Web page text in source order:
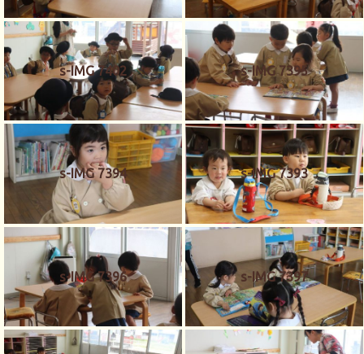
s-IMG 7402 s-IMG 7395
s-IMG 7394 s-IMG 7393
s-IMG 7396 s-IMG 7397